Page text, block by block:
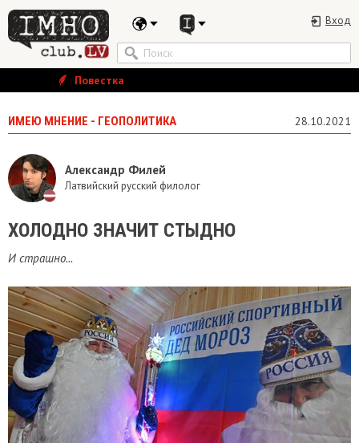
Вход
Повестка
ИМЕЮ МНЕНИЕ - ГЕОПОЛИТИКА 28.10.2021
Александр Филей
Латвийский русский филолог
ХОЛОДНО ЗНАЧИТ СТЫДНО
И страшно...